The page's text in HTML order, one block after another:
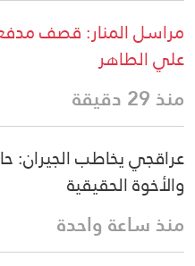
مراسل المنار: قصف
علي الطاهر
منذ 29 دقيقة
عراقجي يخاطب الجيران:
والأخوة الحقيقية
منذ ساعة واحدة